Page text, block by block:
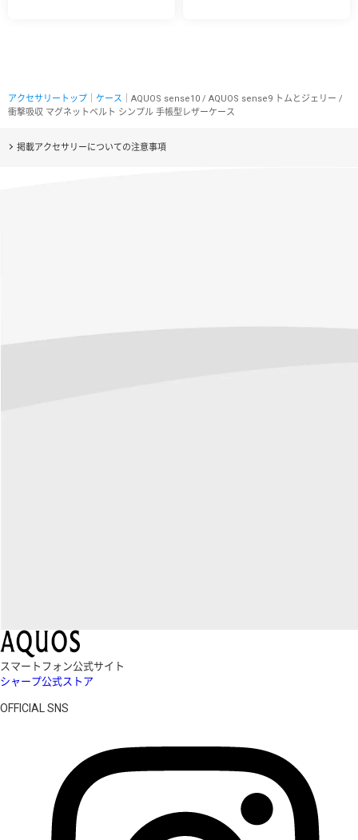
アクセサリートップ ケース ｜AQUOS sense10 / AQUOS sense9 トムとジェリー /
衝撃吸収 マグネットベルト シンプル 手帳型レザーケース
掲載アクセサリーについての注意事項
スマートフォン公式サイト
シャープ公式ストア
OFFICIAL SNS